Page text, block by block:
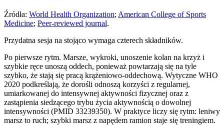
Źródła: World Health Organization; American College of Sports
Medicine; Peer-reviewed journal.
Przydatna sesja na stojąco wymaga czterech składników.
Po pierwsze rytm. Marsze, wykroki, unoszenie kolan na krzyż i
szybkie ręce unoszą oddech, ponieważ powtarzają się na tyle
szybko, że stają się pracą krążeniowo-oddechową. Wytyczne WHO
2020 podkreślają, że dorośli odnoszą korzyści z regularnej,
umiarkowanej do intensywnej aktywności fizycznej oraz z
zastąpienia siedzącego trybu życia aktywnością o dowolnej
intensywności (PMID 33239350). W praktyce liczy się rytm: leniwy
marsz to ruch; szybki marsz z napędem ramion staje się treningiem.